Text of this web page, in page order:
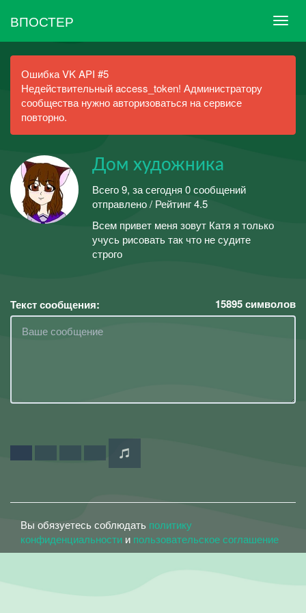
ВПОСТЕР
Ошибка VK API #5
Недействительный access_token! Администратору
сообщества нужно авторизоваться на сервисе
повторно.
Дом художника
Всего 9, за сегодня 0 сообщений
отправлено / Рейтинг 4.5
Всем привет меня зовут Катя я только
учусь рисовать так что не судите
строго
Текст сообщения: 15895символов
Вы обязуетесь соблюдать политику
конфиденциальности и пользовательское соглашение